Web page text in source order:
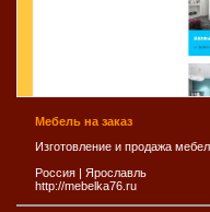
Мебель на заказ
Изготовление и продажа
Россия | Ярослaвль
http://mebelka76.ru